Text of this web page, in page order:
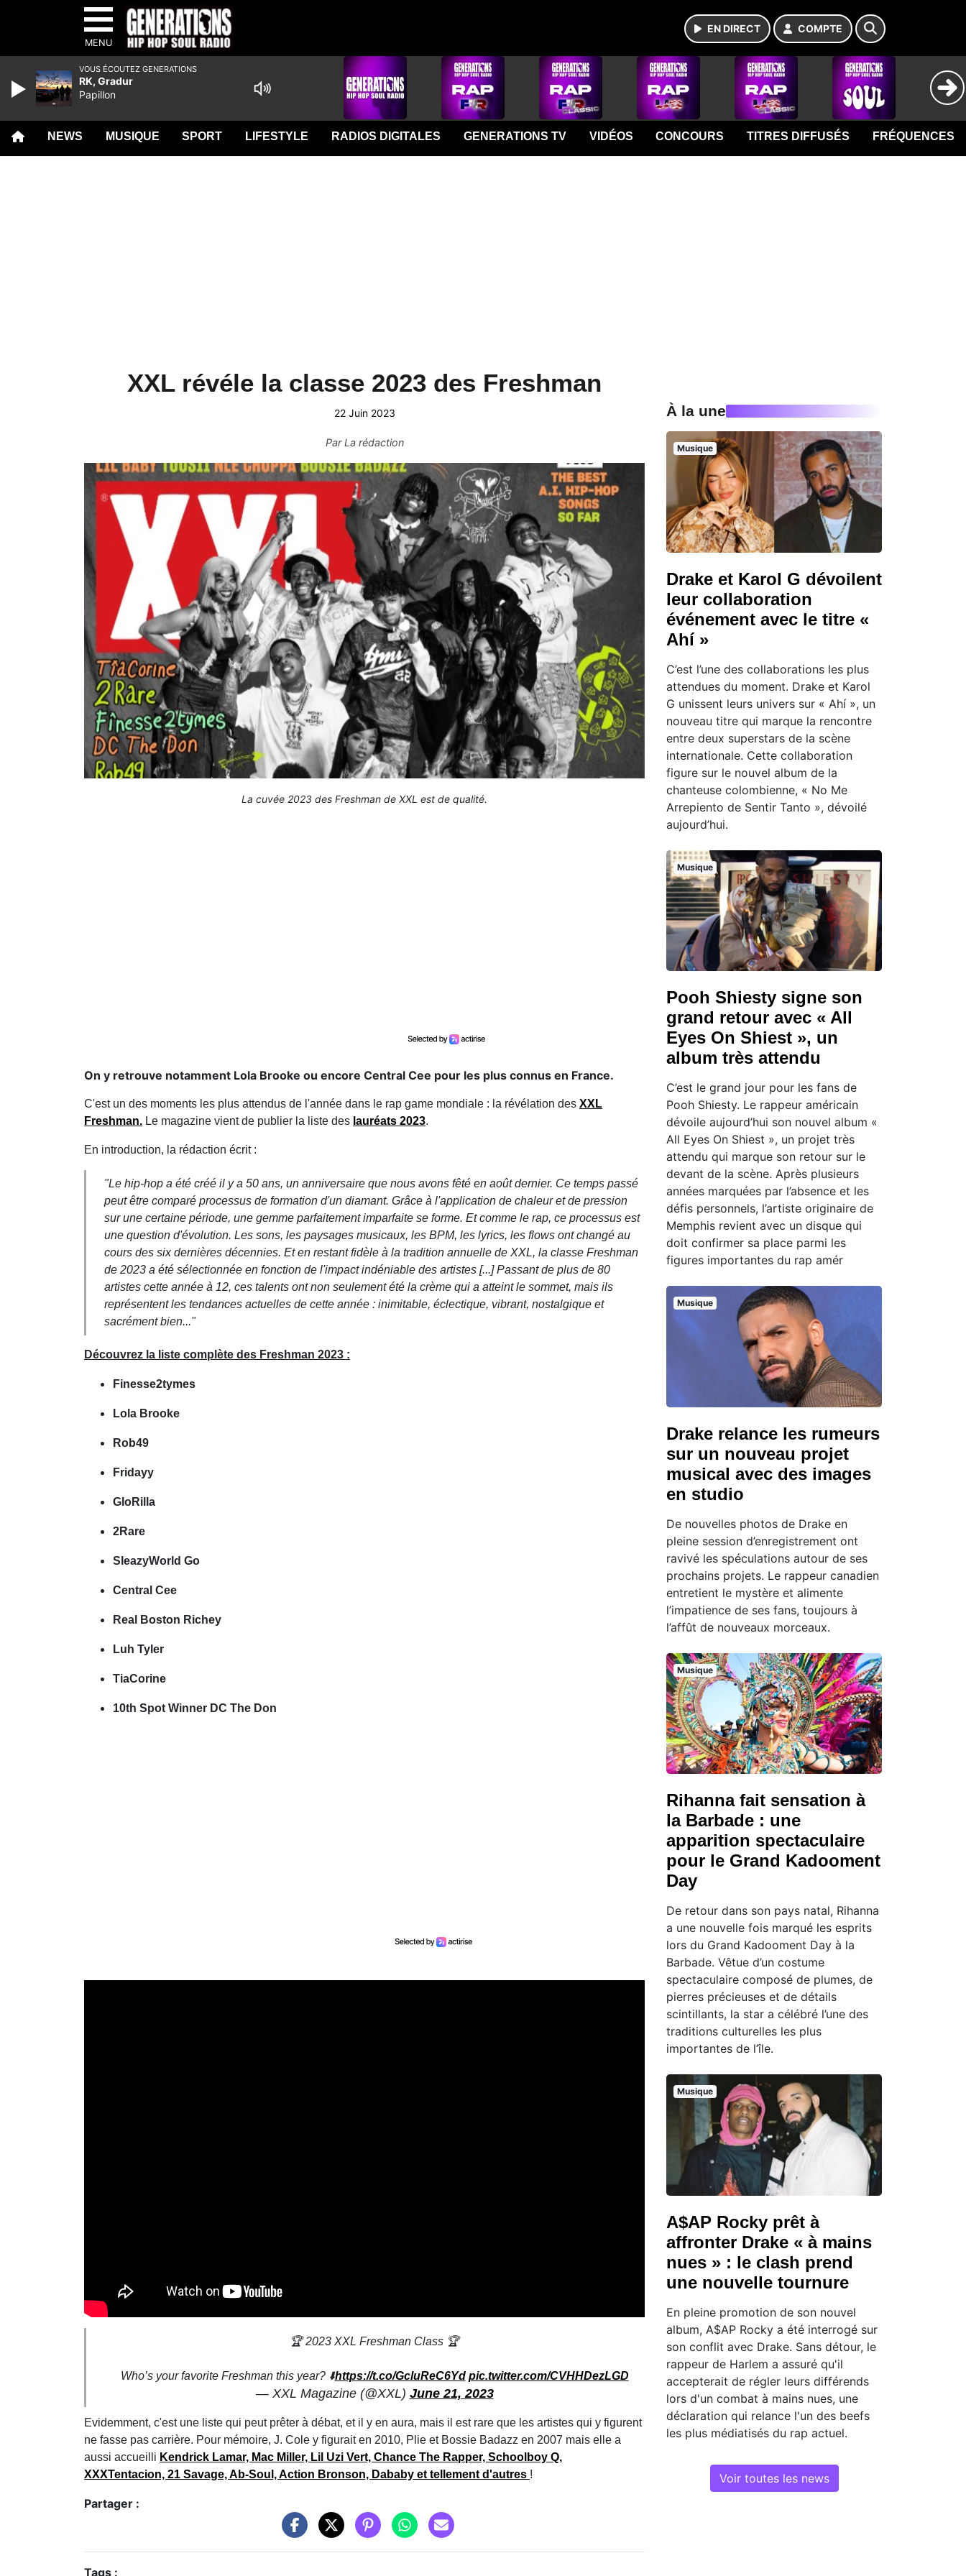
MENU
EN DIRECT COMPTE
NEWS MUSIQUE SPORT LIFESTYLE RADIOS DIGITALES GENERATIONS TV VIDÉOS CONCOURS TITRES DIFFUSÉS FRÉQUENCES
XXL révéle la classe 2023 des Freshman
22 Juin 2023
ParLa rédaction
La cuvée 2023 des Freshman de XXL est de qualité.
On y retrouve notamment Lola Brooke ou encore Central Cee pour les plus connus en France.
C'est un des moments les plus attendus de l'année dans le rap game mondiale : la révélation des XXL
Freshman. Le magazine vient de publier la liste des lauréats 2023.
En introduction, la rédaction écrit :
"Le hip-hop a été créé il y a 50 ans, un anniversaire que nous avons fêté en août dernier. Ce temps passé
peut être comparé processus de formation d'un diamant. Grâce à l'application de chaleur et de pression
sur une certaine période, une gemme parfaitement imparfaite se forme. Et comme le rap, ce processus est
une question d'évolution. Les sons, les paysages musicaux, les BPM, les lyrics, les flows ont changé au
cours des six dernières décennies. Et en restant fidèle à la tradition annuelle de XXL, la classe Freshman
de 2023 a été sélectionnée en fonction de l'impact indéniable des artistes [...] Passant de plus de 80
artistes cette année à 12, ces talents ont non seulement été la crème qui a atteint le sommet, mais ils
représentent les tendances actuelles de cette année : inimitable, éclectique, vibrant, nostalgique et
sacrément bien..."
Découvrez la liste complète des Freshman 2023 :
Finesse2tymes
Lola Brooke
Rob49
Fridayy
GloRilla
2Rare
SleazyWorld Go
Central Cee
Real Boston Richey
Luh Tyler
TiaCorine
10th Spot Winner DC The Don
🏆 2023 XXL Freshman Class 🏆
Who’s your favorite Freshman this year? ⬇️https://t.co/GcluReC6Yd pic.twitter.com/CVHHDezLGD
— XXL Magazine (@XXL) June 21, 2023
Evidemment, c'est une liste qui peut prêter à débat, et il y en aura, mais il est rare que les artistes qui y figurent
ne fasse pas carrière. Pour mémoire, J. Cole y figurait en 2010, Plie et Bossie Badazz en 2007 mais elle a
aussi accueilli Kendrick Lamar, Mac Miller, Lil Uzi Vert, Chance The Rapper, Schoolboy Q,
XXXTentacion, 21 Savage, Ab-Soul, Action Bronson, Dababy et tellement d'autres !
Partager :
Tags :
À la une
Musique
Drake et Karol G dévoilent
leur collaboration
événement avec le titre «
Ahí »
C’est l’une des collaborations les plus
attendues du moment. Drake et Karol
G unissent leurs univers sur « Ahí », un
nouveau titre qui marque la rencontre
entre deux superstars de la scène
internationale. Cette collaboration
figure sur le nouvel album de la
chanteuse colombienne, « No Me
Arrepiento de Sentir Tanto », dévoilé
aujourd’hui.
Musique
Pooh Shiesty signe son
grand retour avec « All
Eyes On Shiest », un
album très attendu
C’est le grand jour pour les fans de
Pooh Shiesty. Le rappeur américain
dévoile aujourd’hui son nouvel album «
All Eyes On Shiest », un projet très
attendu qui marque son retour sur le
devant de la scène. Après plusieurs
années marquées par l’absence et les
défis personnels, l’artiste originaire de
Memphis revient avec un disque qui
doit confirmer sa place parmi les
figures importantes du rap amér
Musique
Drake relance les rumeurs
sur un nouveau projet
musical avec des images
en studio
De nouvelles photos de Drake en
pleine session d’enregistrement ont
ravivé les spéculations autour de ses
prochains projets. Le rappeur canadien
entretient le mystère et alimente
l’impatience de ses fans, toujours à
l’affût de nouveaux morceaux.
Musique
Rihanna fait sensation à
la Barbade : une
apparition spectaculaire
pour le Grand Kadooment
Day
De retour dans son pays natal, Rihanna
a une nouvelle fois marqué les esprits
lors du Grand Kadooment Day à la
Barbade. Vêtue d’un costume
spectaculaire composé de plumes, de
pierres précieuses et de détails
scintillants, la star a célébré l’une des
traditions culturelles les plus
importantes de l’île.
Musique
A$AP Rocky prêt à
affronter Drake « à mains
nues » : le clash prend
une nouvelle tournure
En pleine promotion de son nouvel
album, A$AP Rocky a été interrogé sur
son conflit avec Drake. Sans détour, le
rappeur de Harlem a assuré qu'il
accepterait de régler leurs différends
lors d'un combat à mains nues, une
déclaration qui relance l'un des beefs
les plus médiatisés du rap actuel.
Voir toutes les news
VOUS ÉCOUTEZ GENERATIONS
RK, Gradur
Papillon